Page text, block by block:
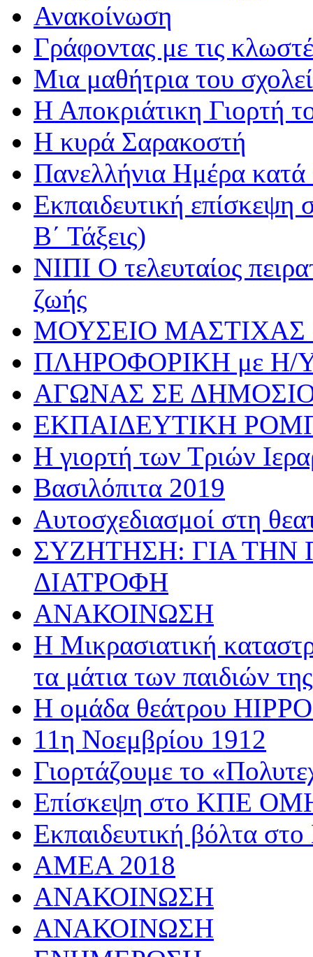
Ανακοίνωση
Γράφοντας με τις
Μια μαθήτρια του
Η Αποκριάτικη Γιορτή
Η κυρά Σαρακοστή
Πανελλήνια Ημέρα κατά
Εκπαιδευτική επίσκεψη
Β΄ Τάξεις)
ΝΙΠΙ Ο τελευταίος
ζωής
ΜΟΥΣΕΙΟ ΜΑΣΤΙΧΑΣ
ΠΛΗΡΟΦΟΡΙΚΗ με Η/
ΑΓΩΝΑΣ ΣΕ
ΕΚΠΑΙΔΕΥΤΙΚΗ
Η γιορτή των Τριών
Βασιλόπιτα 2019
Αυτοσχεδιασμοί στη
ΣΥΖΗΤΗΣΗ: ΓΙΑ ΤΗΝ
ΔΙΑΤΡΟΦΗ
ΑΝΑΚΟΙΝΩΣΗ
Η Μικρασιατική
τα μάτια των παιδιών
Η ομάδα θεάτρου
11η Νοεμβρίου 1912
Γιορτάζουμε το
Επίσκεψη στο ΚΠΕ
Εκπαιδευτική βόλτα
AMEA 2018
ΑΝΑΚΟΙΝΩΣΗ
ΑΝΑΚΟΙΝΩΣΗ